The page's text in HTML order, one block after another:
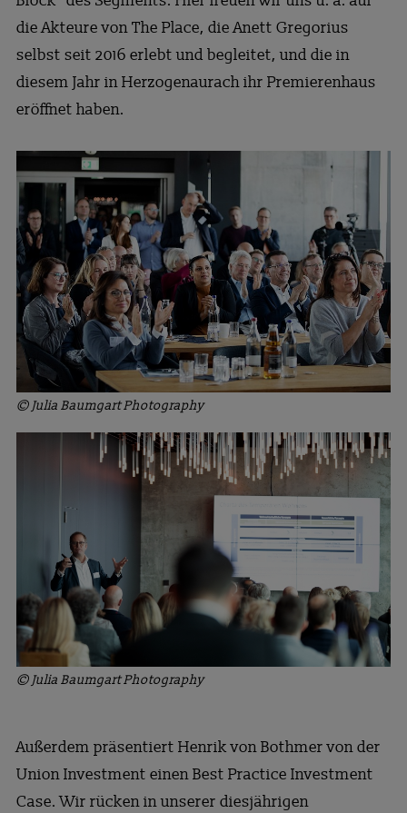
die Akteure von The Place, die Anett Gregorius
selbst seit 2016 erlebt und begleitet, und die in
diesem Jahr in Herzogenaurach ihr Premierenhaus
eröffnet haben.
© Julia Baumgart Photography
© Julia Baumgart Photography
Außerdem präsentiert Henrik von Bothmer von der
Union Investment einen Best Practice Investment
Case. Wir rücken in unserer diesjährigen